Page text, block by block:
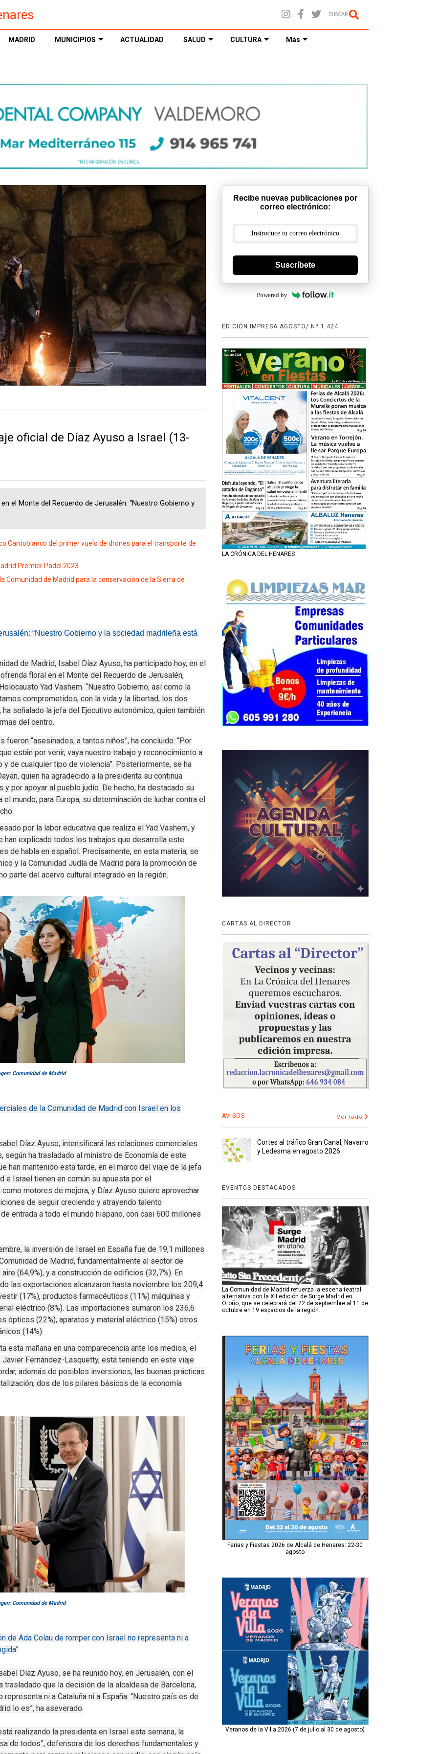
BUSCAR
MADRID MUNICIPIOS ACTUALIDAD SALUD CULTURA Más
oficial de Díaz Ayuso a Israel (13-
el Monte del Recuerdo de Jerusalén: “Nuestro Gobierno y
Cantoblanco del primer vuelo de drones para el transporte de
Premier Padel 2023
Comunidad de Madrid para la conservación de la Sierra de
“Nuestro Gobierno y la sociedad madrileña está
de Madrid, Isabel Díaz Ayuso, ha participado hoy, en el
floral en el Monte del Recuerdo de Jerusalén,
Yad Vashem. “Nuestro Gobierno, así como la
comprometidos, con la vida y la libertad, los dos
señalado la jefa del Ejecutivo autonómico, quien también
del centro.
“asesinados, a tantos niños”, ha concluido: “Por
están por venir, vaya nuestro trabajo y reconocimiento a
de cualquier tipo de violencia”. Posteriormente, se ha
quien ha agradecido a la presidenta su continua
por apoyar al pueblo judío. De hecho, ha destacado su
el mundo, para Europa, su determinación de luchar contra el
por la labor educativa que realiza el Yad Vashem, y
han explicado todos los trabajos que desarrolla este
de habla en español. Precisamente, en esta materia, se
y la Comunidad Judía de Madrid para la promoción de
parte del acervo cultural integrado en la región.
Comunidad de Madrid
de la Comunidad de Madrid con Israel en los
Díaz Ayuso, intensificará las relaciones comerciales
ha trasladado al ministro de Economía de este
han mantenido esta tarde, en el marco del viaje de la jefa
e Israel tienen en común su apuesta por el
motores de mejora, y Díaz Ayuso quiere aprovechar
de seguir creciendo y atrayendo talento
entrada a todo el mundo hispano, con casi 600 millones
la inversión de Israel en España fue de 19,1 millones
de Madrid, fundamentalmente al sector de
(64,9%), y a construcción de edificios (32,7%). En
las exportaciones alcanzaron hasta noviembre los 209,4
(17%), productos farmacéuticos (11%) máquinas y
eléctrico (8%). Las importaciones sumaron los 236,6
ópticos (22%), aparatos y material eléctrico (15%) otros
(14%).
esta mañana en una comparecencia ante los medios, el
Fernández-Lasquetty, está teniendo en este viaje
además de posibles inversiones, las buenas prácticas
dos de los pilares básicos de la economía
Comunidad de Madrid
de Ada Colau de romper con Israel no representa ni a
Díaz Ayuso, se ha reunido hoy, en Jerusalén, con el
que la decisión de la alcaldesa de Barcelona,
ni a Cataluña ni a España. “Nuestro país es de
lo es”, ha aseverado.
realizando la presidenta en Israel esta semana, la
de todos”, defensora de los derechos fundamentales y
Recibe nuevas publicaciones por
correo electrónico:
Suscríbete
Powered by
EDICIÓN IMPRESA AGOSTO/ Nº 1.424
LA CRÓNICA DEL HENARES
CARTAS AL DIRECTOR
AVISOS Ver todo
Cortes al tráfico Gran Canal, Navarro
y Ledesma en agosto 2026
EVENTOS DESTACADOS
La Comunidad de Madrid refuerza la escena teatral
alternativa con la XII edición de Surge Madrid en
Otoño, que se celebrará del 22 de septiembre al 11 de
octubre en 19 espacios de la región.
Ferias y Fiestas 2026 de Alcalá de Henares: 22-30
agosto
Veranos de la Villa 2026 (7 de julio al 30 de agosto)